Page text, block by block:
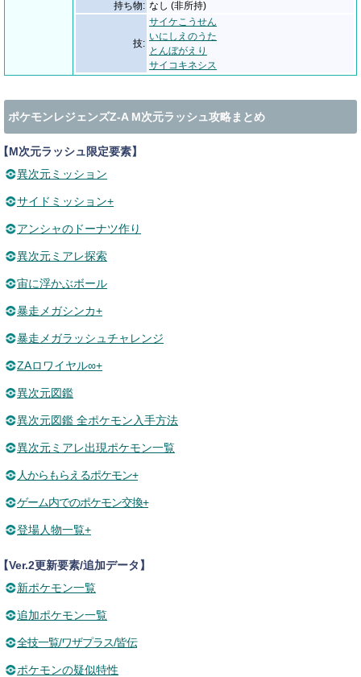
持ち物: なし (非所持)
技:
サイケこうせん
いにしえのうた
とんぼがえり
サイコキネシス
ポケモンレジェンズZ-A M次元ラッシュ攻略まとめ
M次元ラッシュ限定要素】
異次元ミッション
サイドミッション+
アンシャのドーナツ作り
異次元ミアレ探索
宙に浮かぶボール
暴走メガシンカ+
暴走メガラッシュチャレンジ
ZAロワイヤル∞+
異次元図鑑
異次元図鑑 全ポケモン入手方法
異次元ミアレ出現ポケモン一覧
人からもらえるポケモン+
ゲーム内でのポケモン交換+
登場人物一覧+
Ver.2更新要素/追加データ】
新ポケモン一覧
追加ポケモン一覧
全技一覧/ワザプラス/皆伝
ポケモンの疑似特性